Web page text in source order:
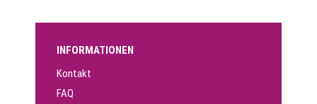
INFORMATIONEN
Kontakt
FAQ